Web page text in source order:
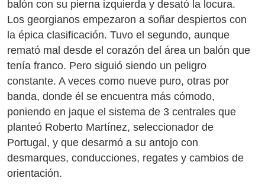
balón con su pierna izquierda y desató la locura.
Los georgianos empezaron a soñar despiertos con
la épica clasificación. Tuvo el segundo, aunque
remató mal desde el corazón del área un balón que
tenía franco. Pero siguió siendo un peligro
constante. A veces como nueve puro, otras por
banda, donde él se encuentra más cómodo,
poniendo en jaque el sistema de 3 centrales que
planteó Roberto Martínez, seleccionador de
Portugal, y que desarmó a su antojo con
desmarques, conducciones, regates y cambios de
orientación.